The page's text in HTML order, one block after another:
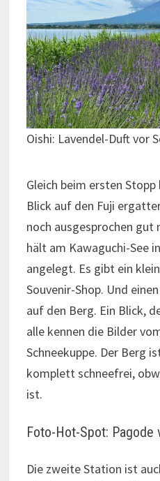
Oishi: Lavendel-Duft vor
Gleich beim ersten
Blick auf den Fuji
noch ausgesprochen gut
hält am Kawaguchi-See
angelegt. Es gibt ein
Souvenir-Shop. Und
auf den Berg. Ein Blick,
alle kennen die Bilder
Schneekuppe. Der Berg
komplett schneefrei,
ist.
Foto-Hot-Spot: Pagode
Die zweite Station ist